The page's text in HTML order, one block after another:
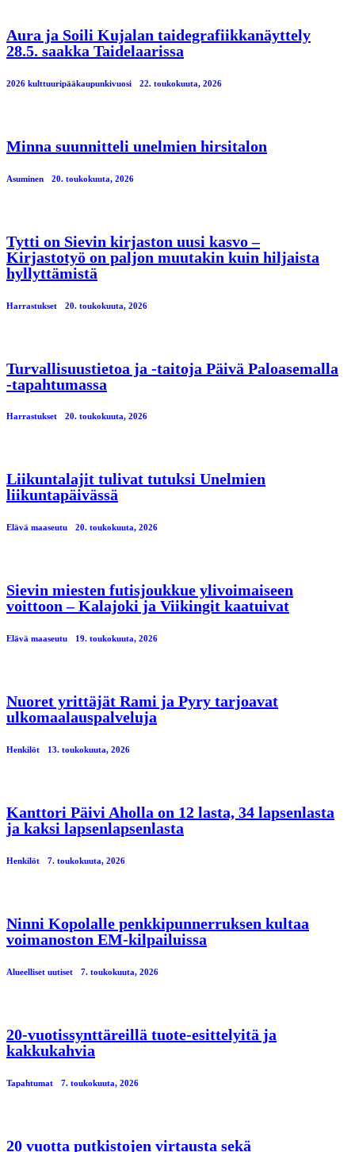
Aura ja Soili Kujalan taidegrafiikkanäyttely
28.5. saakka Taidelaarissa
2026 kulttuuripääkaupunkivuosi 22. toukokuuta, 2026
Minna suunnitteli unelmien hirsitalon
Asuminen 20. toukokuuta, 2026
Tytti on Sievin kirjaston uusi kasvo –
Kirjastotyö on paljon muutakin kuin hiljaista
hyllyttämistä
Harrastukset 20. toukokuuta, 2026
Turvallisuustietoa ja -taitoja Päivä Paloasemalla
-tapahtumassa
Harrastukset 20. toukokuuta, 2026
Liikuntalajit tulivat tutuksi Unelmien
liikuntapäivässä
Elävä maaseutu 20. toukokuuta, 2026
Sievin miesten futisjoukkue ylivoimaiseen
voittoon – Kalajoki ja Viikingit kaatuivat
Elävä maaseutu 19. toukokuuta, 2026
Nuoret yrittäjät Rami ja Pyry tarjoavat
ulkomaalauspalveluja
Henkilöt 13. toukokuuta, 2026
Kanttori Päivi Aholla on 12 lasta, 34 lapsenlasta
ja kaksi lapsenlapsenlasta
Henkilöt 7. toukokuuta, 2026
Ninni Kopolalle penkkipunnerruksen kultaa
voimanoston EM-kilpailuissa
Alueelliset uutiset 7. toukokuuta, 2026
20-vuotissynttäreillä tuote-esittelyitä ja
kakkukahvia
Tapahtumat 7. toukokuuta, 2026
20 vuotta putkistojen virtausta sekä